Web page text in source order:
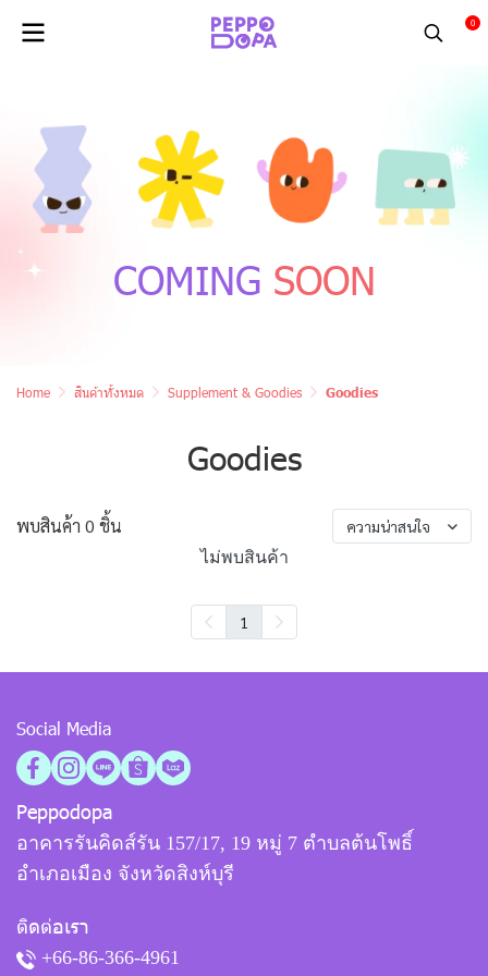
0
COMING SOON
Home สินค้าทั้งหมด Supplement & Goodies Goodies
Goodies
พบสินค้า 0 ชิ้น ความน่าสนใจ
ไม่พบสินค้า
1
Social Media
Peppodopa
อาคารรันคิดส์รัน 157/17, 19 หมู่ 7 ตำบลต้นโพธิ์
อำเภอเมือง จังหวัดสิงห์บุรี
ติดต่อเรา
+66-86-366-4961